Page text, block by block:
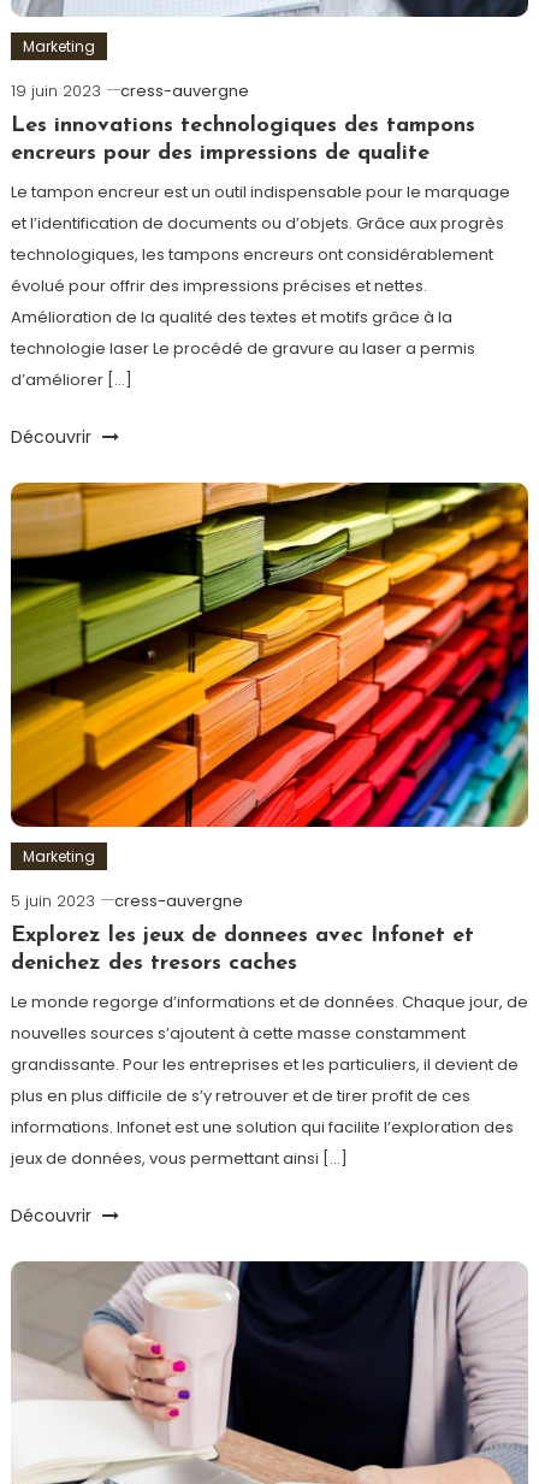
Marketing
19 juin 2023
cress-auvergne
Les innovations technologiques des tampons
encreurs pour des impressions de qualite
Le tampon encreur est un outil indispensable pour le marquage
et l’identification de documents ou d’objets. Grâce aux progrès
technologiques, les tampons encreurs ont considérablement
évolué pour offrir des impressions précises et nettes.
Amélioration de la qualité des textes et motifs grâce à la
technologie laser Le procédé de gravure au laser a permis
d’améliorer […]
Découvrir
Marketing
5 juin 2023
cress-auvergne
Explorez les jeux de donnees avec Infonet et
denichez des tresors caches
Le monde regorge d’informations et de données. Chaque jour, de
nouvelles sources s’ajoutent à cette masse constamment
grandissante. Pour les entreprises et les particuliers, il devient de
plus en plus difficile de s’y retrouver et de tirer profit de ces
informations. Infonet est une solution qui facilite l’exploration des
jeux de données, vous permettant ainsi […]
Découvrir